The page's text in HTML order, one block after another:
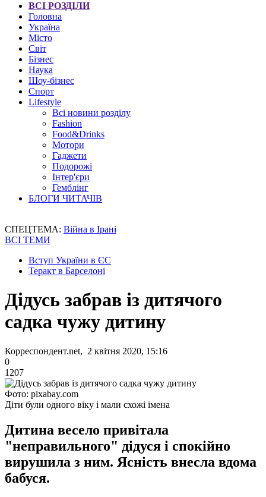
ВСІ РОЗДІЛИ
Головна
Україна
Місто
Світ
Бізнес
Наука
Шоу-бізнес
Спорт
Lifestyle
Всі новини розділу
Fashion
Food&Drinks
Мотори
Гаджети
Подорожі
Інтер'єри
Гемблінг
БЛОГИ ЧИТАЧІВ
СПЕЦТЕМА: Війна в Ірані
ВСІ ТЕМИ
Вступ України в ЄС
Теракт в Барселоні
Дідусь забрав із дитячого
садка чужу дитину
Корреспондент.net, 2 квітня 2020, 15:16
0
1207
Фото: pixabay.com
Діти були одного віку і мали схожі імена
Дитина весело привітала
"неправильного" дідуся і спокійно
вирушила з ним. Ясність внесла вдома
бабуся.